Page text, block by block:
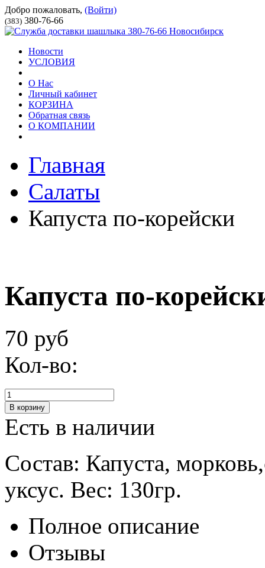
Добро пожаловать, (Войти)
(383) 380-76-66
Новости
УСЛОВИЯ
О Нас
Личный кабинет
КОРЗИНА
Обратная связь
О КОМПАНИИ
Главная
Салаты
Капуста по-корейски
Капуста по-
70 руб
Кол-во:
Есть в наличии
Состав: Капуста,
уксус. Вес: 130гр.
Полное описание
Отзывы